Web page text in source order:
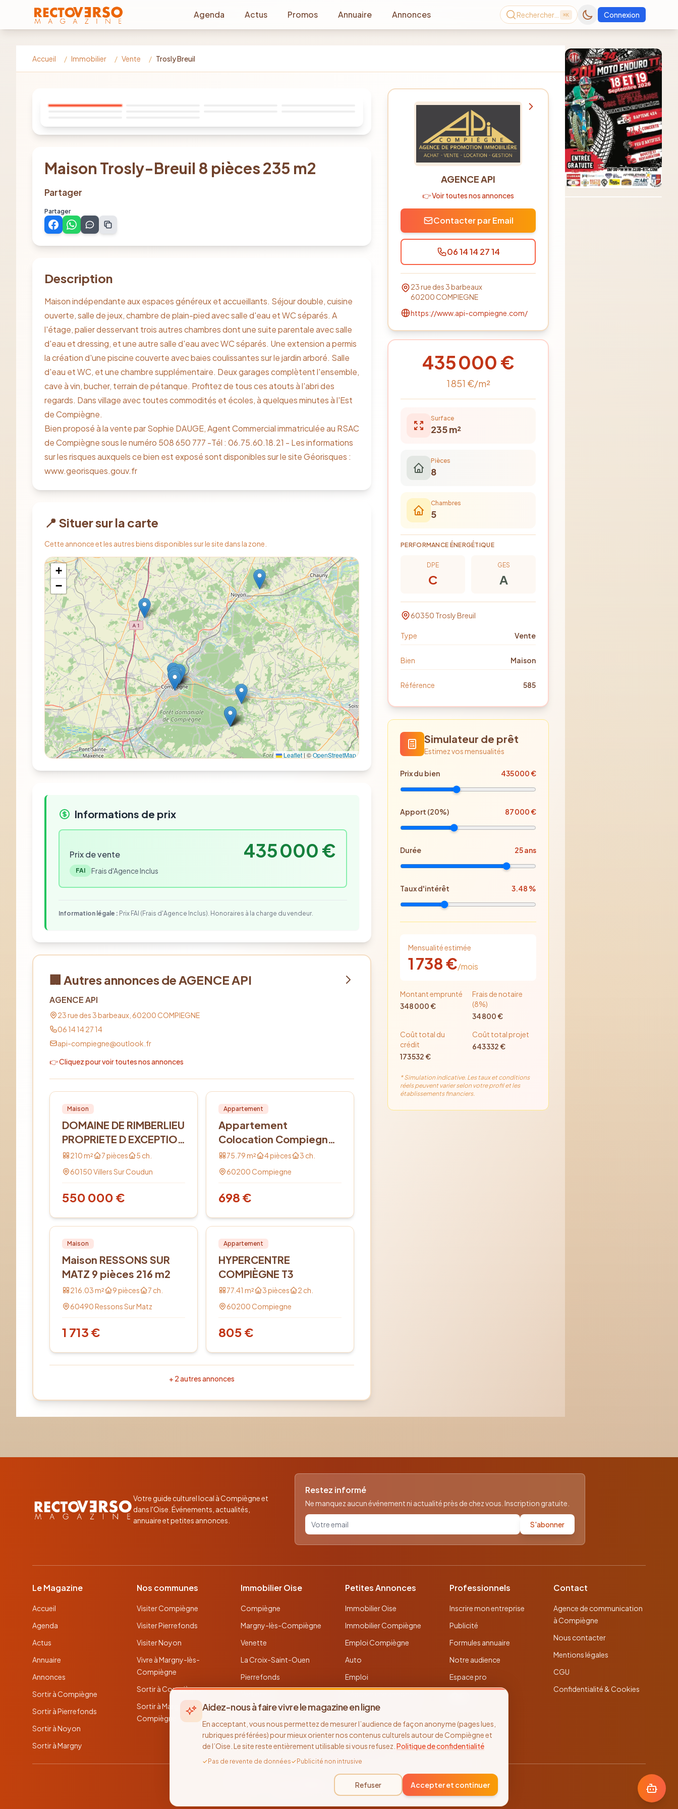
Aller au contenu principal
Agenda
Actus Promos Annuaire Annonces Rechercher… ⌘K Connexion
Accueil / Immobilier / Vente / Trosly Breuil
Maison Trosly-Breuil 8 pièces 235 m2
Partager
Partager
Description
Maison indépendante aux espaces généreux et accueillants. Séjour double, cuisine
ouverte, salle de jeux, chambre de plain-pied avec salle d'eau et WC séparés. A
l'étage, palier desservant trois autres chambres dont une suite parentale avec salle
d'eau et dressing, et une autre salle d'eau avec WC séparés. Une extension a permis
la création d'une piscine couverte avec baies coulissantes sur le jardin arboré. Salle
d'eau et WC, et une chambre supplémentaire. Deux garages complètent l'ensemble,
cave à vin, bucher, terrain de pétanque. Profitez de tous ces atouts à l'abri des
regards. Dans village avec toutes commodités et écoles, à quelques minutes à l'Est
de Compiègne.
Bien proposé à la vente par Sophie DAUGE, Agent Commercial immatriculée au RSAC
de Compiègne sous le numéro 508 650 777 -Tél : 06.75.60.18.21 - Les informations
sur les risques auxquels ce bien est exposé sont disponibles sur le site Géorisques :
www.georisques.gouv.fr
📍 Situer sur la carte
Cette annonce et les autres biens disponibles sur le site dans la zone.
+
−
Leaflet | ©OpenStreetMap
Informations de prix
Prix de vente 435 000 €
FAI Frais d'Agence Inclus
Information légale : Prix FAI (Frais d'Agence Inclus). Honoraires à la charge du vendeur.
🏢 Autres annonces deAGENCE API
AGENCE API
23 rue des 3 barbeaux, 60200COMPIEGNE
06 14 14 27 14
api-compiegne@outlook.fr
👉 Cliquez pour voir toutes nos annonces
Vente PRO
Maison
DOMAINE DE RIMBERLIEU
PROPRIETE D EXCEPTION
DE 210 M2
210m² 7pièces 5 ch.
60150Villers Sur Coudun
550 000 €
Location PRO
Appartement
Appartement
Colocation Compiegne
4 pièce(s) 75 m2
75.79m² 4pièces 3 ch.
60200Compiegne
698 €
Location
Maison
Maison RESSONS SUR
MATZ 9 pièces 216 m2
216.03m² 9pièces 7 ch.
60490Ressons Sur Matz
1 713 €
Location PRO
Appartement
HYPERCENTRE
COMPIÈGNE T3
77.41 m² 3pièces 2 ch.
60200Compiegne
805 €
+ 2autres annonces
AGENCE API
👉 Voir toutes nos annonces
Contacter par Email
06 14 14 27 14
23 rue des 3 barbeaux
60200COMPIEGNE
https://www.api-compiegne.com/
435 000 €
1 851 €/m²
Surface
235m²
Pièces
8
Chambres
5
PERFORMANCE ÉNERGÉTIQUE
DPE
C
GES
A
60350 Trosly Breuil
Type Vente
Bien Maison
Référence 585
Simulateur de prêt
Estimez vos mensualités
Prixdu bien 435 000€
Apport (20%) 87 000€
Durée 25ans
Taux d'intérêt 3.48 %
Mensualité estimée
1 738€/mois
Montant emprunté
348 000€
Frais de notaire
(8%)
34 800€
Coût total du
crédit
173 532€
Coût total projet
643 332€
* Simulation indicative. Les taux et conditions
réels peuvent varier selon votre profil et les
établissements financiers.
Consultez le dernier
magazine en ligne
Août2026
Votre guide culturel local à Compiègne et
dans l'Oise. Événements, actualités,
annuaire et petites annonces.
Restez informé
Ne manquez aucun événement ni actualité près de chez vous. Inscription gratuite.
Votre email pour la newsletter S'abonner
Le Magazine
Accueil
Agenda
Actus
Annuaire
Annonces
Sortir à Compiègne
Sortir à Pierrefonds
Sortir à Noyon
Sortir à Margny
Nos communes
Visiter Compiègne
Visiter Pierrefonds
Visiter Noyon
Vivre à Margny-lès-
Compiègne
Sortir à Compiègne
Sortir à Margny-lès-
Compiègne
Immobilier Oise
Compiègne
Margny-lès-Compiègne
Venette
La Croix-Saint-Ouen
Pierrefonds
Noyon
Thourotte
Petites Annonces
Immobilier Oise
Immobilier Compiègne
Emploi Compiègne
Auto
Emploi
Toutes les annonces
Professionnels
Inscrire mon entreprise
Publicité
Formules annuaire
Notre audience
Espace pro
Contact
Agence de communication
à Compiègne
Nous contacter
Mentions légales
CGU
Confidentialité & Cookies
Recto Verso Magazine · Depuis 2005 · Compiègne & l'Oise
Cap Horn Communications
Aidez-nous à faire vivre le magazine en ligne
En acceptant, vous nous permettez de mesurer l’audience de façon anonyme (pages lues,
rubriques préférées) pour mieux orienter nos contenus culturels autour de Compiègne et
de l’Oise. Le site reste entièrement utilisable si vous refusez. Politique de confidentialité
✓ Pas de revente de données✓ Publicité non intrusive
Refuser Accepter et continuer